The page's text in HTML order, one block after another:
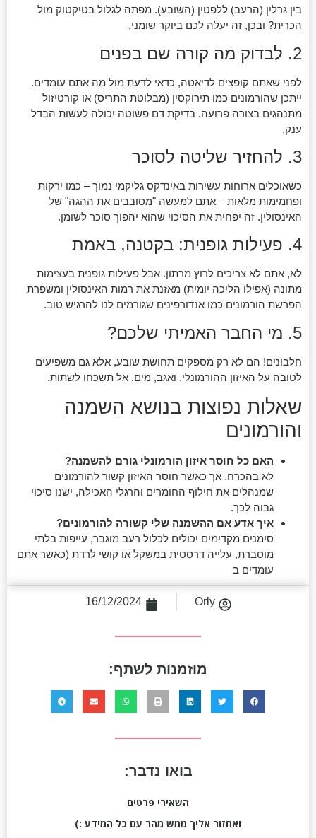
בין גרלין (הרעב) ללפטין (השובע). מפתה לגלול בטיקטוק מול
הכרית? ובכן, זה יעלה לכם ביוקר שומני.
2. לבדוק מה קורה שם בפנים
לפני שאתם קופצים לדיאטה, כדאי לדעת מול מה אתם עומדים.
ייתכן שהורמונים כמו תירוקסין (מבלוטת התריס) או קורטיזול
מתנהגים בצורה פרועה. בדיקת דם פשוטה יכולה לעשות הבדל
ענק.
3. להחזיר שליטה לסוכר
כשאוכלים ארוחות עשירות באינדקס גליקמי נמוך – כמו ירקות
ופחמימות מלאות – אתם למעשה "מסובבים את ההגה" של
האינסולין. זה יפחית את הסיכוי שהוא יהפוך סוכר לשומן.
4. פעילות גופנית: בקטנה, באמת
לא, אתם לא צריכים לרוץ מרתון. אבל פעילות גופנית בעצימות
מתונה (אפילו הליכה יומית) מאזנת את רמות האינסולין ומשפרת
הפרשת הורמונים כמו אנדורפינים שגורמים לנו להרגיש טוב.
5. מי החבר האמיתי שלכם?
חלבונים! הם לא רק מספקים תחושת שובע, אלא גם משפיעים
לטובה על האיזון ההורמונלי. ואגב, מים. אל תשכחו לשתות.
שאלות נפוצות בנושא השמנה
והורמונים
האם כל חוסר איזון הורמונלי גורם להשמנה?
לא בהכרח. אך כאשר חוסר האיזון קשור להורמונים
שמנהלים את חילוף החומרים והרגלי האכילה, ישנו סיכוי
גבוה לכך.
איך אדע אם ההשמנה שלי קשורה להורמונים?
סימנים מקדימים יכולים לכלול רעב מוגבר, עייפות בלתי
מוסברת, עלייה דרסטית במשקל או קושי לרדת (כאשר אתם
עומדים ב
Orly
16/12/2024
מוזמנות לשתף:
בואו נדבר:
השאירי פרטים
ואחזור אליך ממש מהר עם כל המידע :)